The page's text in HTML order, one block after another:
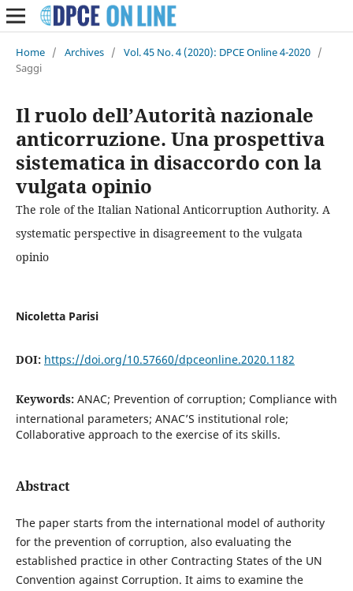
Home / Archives / Vol. 45 No. 4 (2020): DPCE Online 4-2020 /
Saggi
Il ruolo dell’Autorità nazionale
anticorruzione. Una prospettiva
sistematica in disaccordo con la
vulgata opinio
The role of the Italian National Anticorruption Authority. A
systematic perspective in disagreement to the vulgata
opinio
Nicoletta Parisi
DOI: https://doi.org/10.57660/dpceonline.2020.1182
Keywords: ANAC; Prevention of corruption; Compliance with
international parameters; ANAC’S institutional role;
Collaborative approach to the exercise of its skills.
Abstract
The paper starts from the international model of authority
for the prevention of corruption, also evaluating the
established practice in other Contracting States of the UN
Convention against Corruption. It aims to examine the